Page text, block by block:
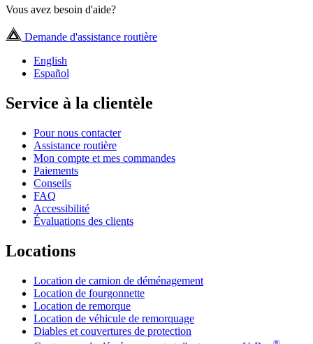
Vous avez besoin d'aide?
Demande d'assistance routière
English
Español
Service à la clientèle
Pour nous contacter
Assistance routière
Mon compte et mes commandes
Paiements
Conseils
FAQ
Accessibilité
Évaluations des clients
Locations
Location de camion de déménagement
Location de fourgonnette
Location de remorque
Location de véhicule de remorquage
Diables et couvertures de protection